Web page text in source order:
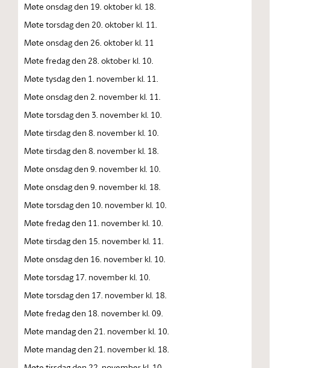
Møte onsdag den 19. oktober kl. 18.
Møte torsdag den 20. oktober kl. 11.
Møte onsdag den 26. oktober kl. 11
Møte fredag den 28. oktober kl. 10.
Møte tysdag den 1. november kl. 11.
Møte onsdag den 2. november kl. 11.
Møte torsdag den 3. november kl. 10.
Møte tirsdag den 8. november kl. 10.
Møte tirsdag den 8. november kl. 18.
Møte onsdag den 9. november kl. 10.
Møte onsdag den 9. november kl. 18.
Møte torsdag den 10. november kl. 10.
Møte fredag den 11. november kl. 10.
Møte tirsdag den 15. november kl. 11.
Møte onsdag den 16. november kl. 10.
Møte torsdag 17. november kl. 10.
Møte torsdag den 17. november kl. 18.
Møte fredag den 18. november kl. 09.
Møte mandag den 21. november kl. 10.
Møte mandag den 21. november kl. 18.